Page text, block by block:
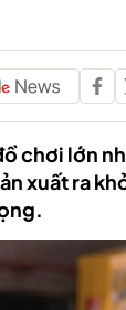
chơi lớn
xuất ra